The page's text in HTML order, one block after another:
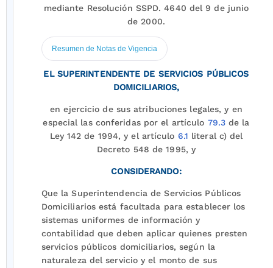
mediante Resolución SSPD. 4640 del 9 de junio
de 2000.
Resumen de Notas de Vigencia
EL SUPERINTENDENTE DE SERVICIOS PÚBLICOS
DOMICILIARIOS,
en ejercicio de sus atribuciones legales, y en
especial las conferidas por el artículo 79.3de la
Ley 142 de 1994, y el artículo 6.1 literal c) del
Decreto 548 de 1995, y
CONSIDERANDO:
Que la Superintendencia de Servicios Públicos
Domiciliarios está facultada para establecer los
sistemas uniformes de información y
contabilidad que deben aplicar quienes presten
servicios públicos domiciliarios, según la
naturaleza del servicio y el monto de sus